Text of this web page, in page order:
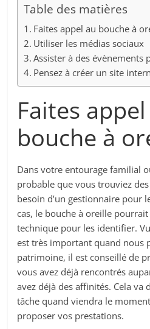
Table des matières
Faites appel au bouche à
Utiliser les médias sociaux
Assister à des évènements
Pensez à créer un site
Faites
bouche à
Dans votre entourage familial
probable que vous trouviez
besoin d’un gestionnaire pour
cas, le bouche à oreille
technique pour les identifier.
est très important quand nous
patrimoine, il est conseillé de
vous avez déjà rencontrés
avez déjà des affinités. Cela va
tâche quand viendra le
proposer vos prestations.